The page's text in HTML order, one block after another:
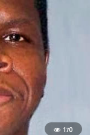
170